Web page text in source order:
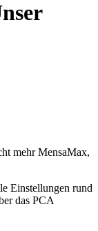
mehr MensaMax,
Einstellungen rund
das PCA